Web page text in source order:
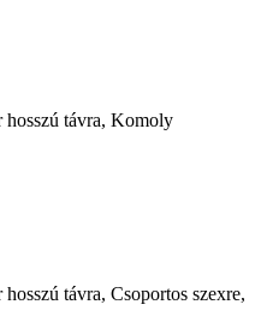
hosszú távra, Komoly
távra, Csoportos szexre,